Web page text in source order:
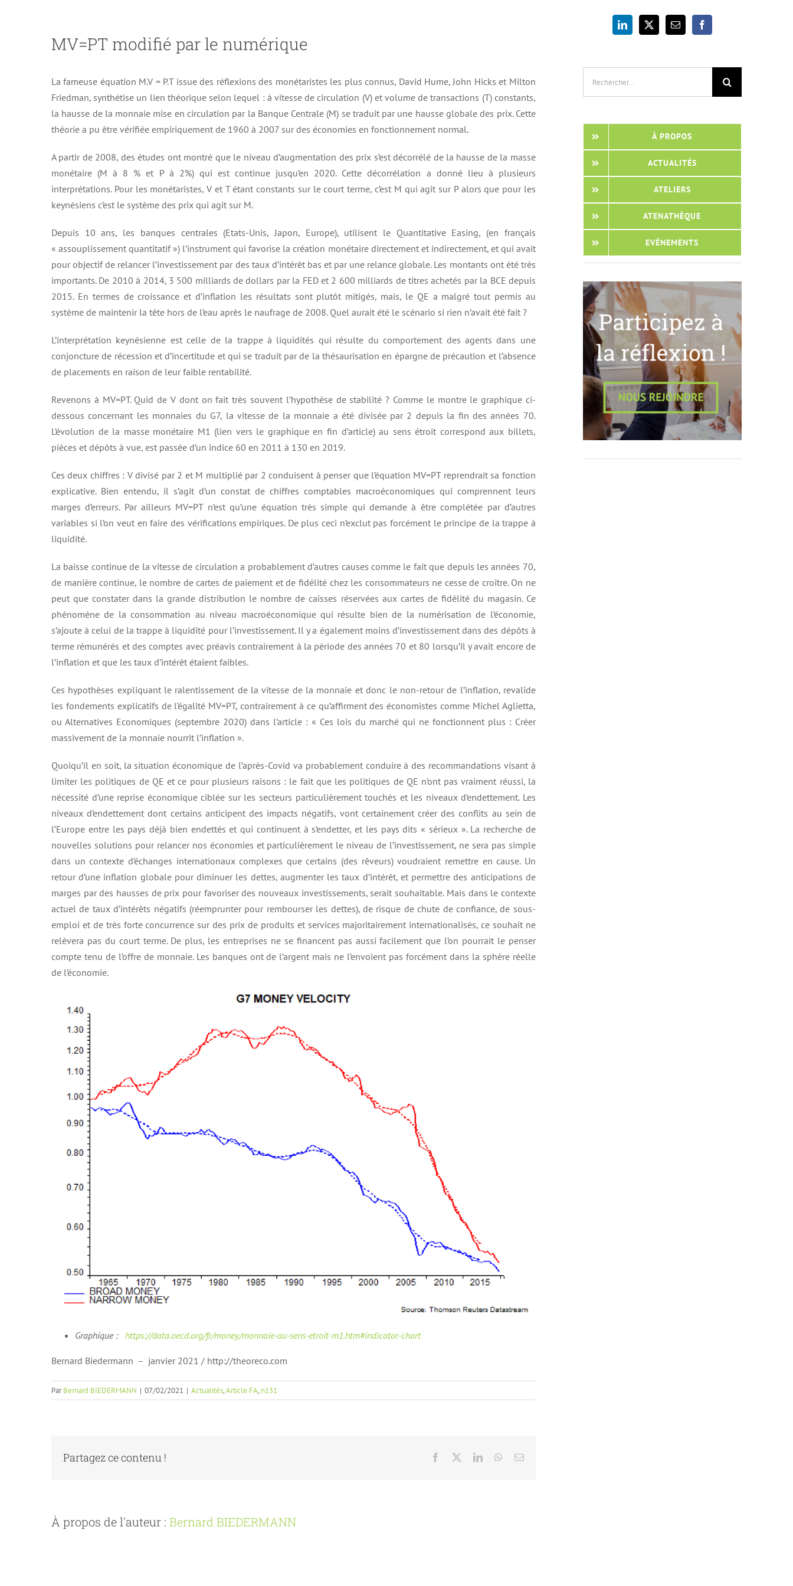
MV=PT modifié par le numérique
La fameuse équation M.V = P.T issue des réflexions des monétaristes les plus connus, David Hume, John Hicks et Milton
Friedman, synthétise un lien théorique selon lequel : à vitesse de circulation (V) et volume de transactions (T) constants,
la hausse de la monnaie mise en circulation par la Banque Centrale (M) se traduit par une hausse globale des prix. Cette
théorie a pu être vérifiée empiriquement de 1960 à 2007 sur des économies en fonctionnement normal.
A partir de 2008, des études ont montré que le niveau d’augmentation des prix s’est décorrélé de la hausse de la masse
monétaire (M à 8 % et P à 2%) qui est continue jusqu’en 2020. Cette décorrélation a donné lieu à plusieurs
interprétations. Pour les monétaristes, V et T étant constants sur le court terme, c’est M qui agit sur P alors que pour les
keynésiens c’est le système des prix qui agit sur M.
Depuis 10 ans, les banques centrales (Etats-Unis, Japon, Europe), utilisent le Quantitative Easing, (en français
« assouplissement quantitatif ») l’instrument qui favorise la création monétaire directement et indirectement, et qui avait
pour objectif de relancer l’investissement par des taux d’intérêt bas et par une relance globale. Les montants ont été très
importants. De 2010 à 2014, 3 500 milliards de dollars par la FED et 2 600 milliards de titres achetés par la BCE depuis
2015. En termes de croissance et d’inflation les résultats sont plutôt mitigés, mais, le QE a malgré tout permis au
système de maintenir la tête hors de l’eau après le naufrage de 2008. Quel aurait été le scénario si rien n’avait été fait ?
L’interprétation keynésienne est celle de la trappe à liquidités qui résulte du comportement des agents dans une
conjoncture de récession et d’incertitude et qui se traduit par de la thésaurisation en épargne de précaution et l’absence
de placements en raison de leur faible rentabilité.
Revenons à MV=PT. Quid de V dont on fait très souvent l’hypothèse de stabilité ? Comme le montre le graphique ci-
dessous concernant les monnaies du G7, la vitesse de la monnaie a été divisée par 2 depuis la fin des années 70.
L’évolution de la masse monétaire M1 (lien vers le graphique en fin d’article) au sens étroit correspond aux billets,
pièces et dépôts à vue, est passée d’un indice 60 en 2011 à 130 en 2019.
Ces deux chiffres : V divisé par 2 et M multiplié par 2 conduisent à penser que l’équation MV=PT reprendrait sa fonction
explicative. Bien entendu, il s’agit d’un constat de chiffres comptables macroéconomiques qui comprennent leurs
marges d’erreurs. Par ailleurs MV=PT n’est qu’une équation très simple qui demande à être complétée par d’autres
variables si l’on veut en faire des vérifications empiriques. De plus ceci n’exclut pas forcément le principe de la trappe à
liquidité.
La baisse continue de la vitesse de circulation a probablement d’autres causes comme le fait que depuis les années 70,
de manière continue, le nombre de cartes de paiement et de fidélité chez les consommateurs ne cesse de croître. On ne
peut que constater dans la grande distribution le nombre de caisses réservées aux cartes de fidélité du magasin. Ce
phénomène de la consommation au niveau macroéconomique qui résulte bien de la numérisation de l’économie,
s’ajoute à celui de la trappe à liquidité pour l’investissement. Il y a également moins d’investissement dans des dépôts à
terme rémunérés et des comptes avec préavis contrairement à la période des années 70 et 80 lorsqu’il y avait encore de
l’inflation et que les taux d’intérêt étaient faibles.
Ces hypothèses expliquant le ralentissement de la vitesse de la monnaie et donc le non-retour de l’inflation, revalide
les fondements explicatifs de l’égalité MV=PT, contrairement à ce qu’affirment des économistes comme Michel Aglietta,
ou Alternatives Economiques (septembre 2020) dans l’article : « Ces lois du marché qui ne fonctionnent plus : Créer
massivement de la monnaie nourrit l’inflation ».
Quoiqu’il en soit, la situation économique de l’après-Covid va probablement conduire à des recommandations visant à
limiter les politiques de QE et ce pour plusieurs raisons : le fait que les politiques de QE n’ont pas vraiment réussi, la
nécessité d’une reprise économique ciblée sur les secteurs particulièrement touchés et les niveaux d’endettement. Les
niveaux d’endettement dont certains anticipent des impacts négatifs, vont certainement créer des conflits au sein de
l’Europe entre les pays déjà bien endettés et qui continuent à s’endetter, et les pays dits « sérieux ». La recherche de
nouvelles solutions pour relancer nos économies et particulièrement le niveau de l’investissement, ne sera pas simple
dans un contexte d’échanges internationaux complexes que certains (des rêveurs) voudraient remettre en cause. Un
retour d’une inflation globale pour diminuer les dettes, augmenter les taux d’intérêt, et permettre des anticipations de
marges par des hausses de prix pour favoriser des nouveaux investissements, serait souhaitable. Mais dans le contexte
actuel de taux d’intérêts négatifs (réemprunter pour rembourser les dettes), de risque de chute de confiance, de sous-
emploi et de très forte concurrence sur des prix de produits et services majoritairement internationalisés, ce souhait ne
relèvera pas du court terme. De plus, les entreprises ne se financent pas aussi facilement que l’on pourrait le penser
compte tenu de l’offre de monnaie. Les banques ont de l’argent mais ne l’envoient pas forcément dans la sphère réelle
de l’économie.
Graphique : https://data.oecd.org/fr/money/monnaie-au-sens-etroit-m1.htm#indicator-chart
Bernard Biedermann – janvier 2021 / http://theoreco.com
ParBernard BIEDERMANN | 07/02/2021 | Actualités,Article FA, n131
Partagez ce contenu ! Facebook LinkedInWhatsApp
Email
À propos de l'auteur : Bernard BIEDERMANN
À PROPOS
ACTUALITÉS
ATELIERS
ATENATHÈQUE
EVÉNEMENTS